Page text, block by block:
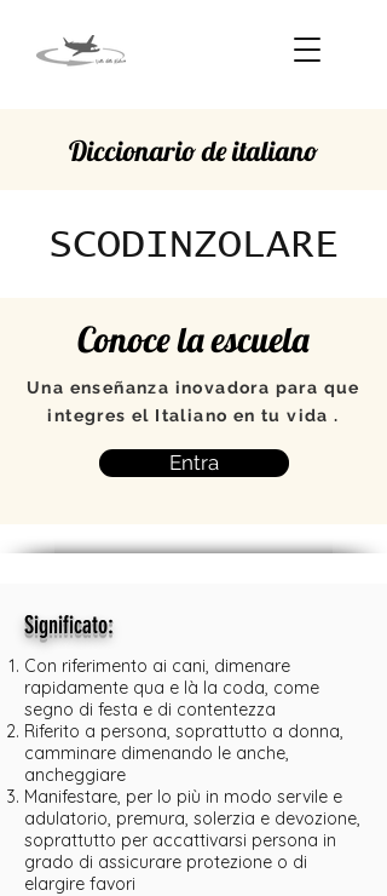
Diccionario de italiano
SCODINZOLARE
Conoce la escuela
Una enseñanza inovadora para que
integres el Italiano en tu vida .
Entra
Significato:
Con riferimento ai cani, dimenare
rapidamente qua e là la coda, come
segno di festa e di contentezza
Riferito a persona, soprattutto a donna,
camminare dimenando le anche,
ancheggiare
Manifestare, per lo più in modo servile e
adulatorio, premura, solerzia e devozione,
soprattutto per accattivarsi persona in
grado di assicurare protezione o di
elargire favori